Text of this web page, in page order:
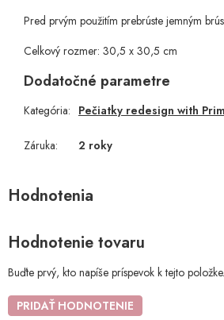
Pred prvým použitím prebrúste jemným
Celkový rozmer: 30,5 x 30,5 cm
Dodatočné parametre
Kategória: Pečiatky redesign with
Záruka: 2 roky
Hodnotenie tovaru
Buďte prvý, kto napíše príspevok k tejto položke.
PRIDAŤ HODNOTENIE